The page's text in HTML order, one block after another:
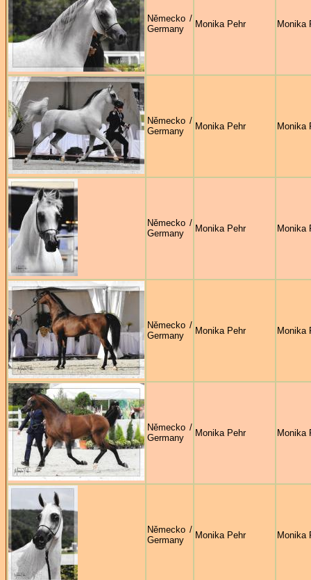
Německo /
Germany
Monika Pehr Monika
Německo /
Germany
Monika Pehr Monika
Německo /
Germany
Monika Pehr Monika
Německo /
Germany
Monika Pehr Monika
Německo /
Germany
Monika Pehr Monika
Německo /
Germany
Monika Pehr Monika